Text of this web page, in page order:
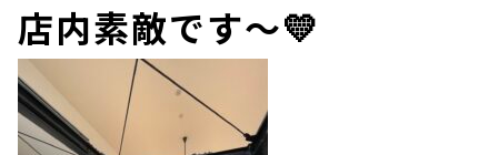
店内素敵です～💛